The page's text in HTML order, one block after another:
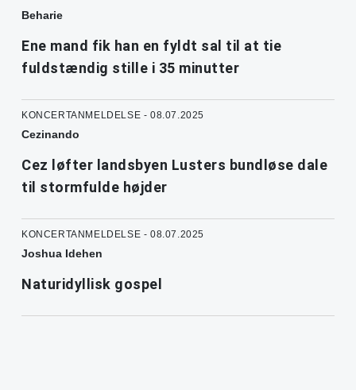
Beharie
Ene mand fik han en fyldt sal til at tie
fuldstændig stille i 35 minutter
KONCERTANMELDELSE - 08.07.2025
Cezinando
Cez løfter landsbyen Lusters bundløse dale
til stormfulde højder
KONCERTANMELDELSE - 08.07.2025
Joshua Idehen
Naturidyllisk gospel